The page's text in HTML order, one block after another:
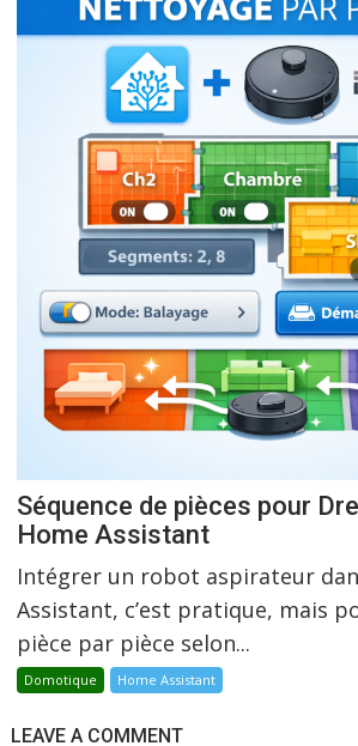
Séquence de pièces pour
Home Assistant
Intégrer un robot aspirateur
Assistant, c’est pratique, mais
pièce par pièce selon...
Domotique Home Assistant
LEAVE A COMMENT